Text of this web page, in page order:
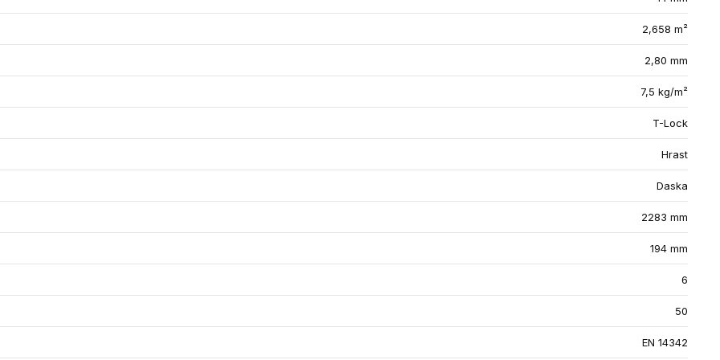
2,658 m²
2,80 mm
7,5 kg/m²
T-Lock
Hrast
Daska
2283 mm
194 mm
6
50
EN 14342